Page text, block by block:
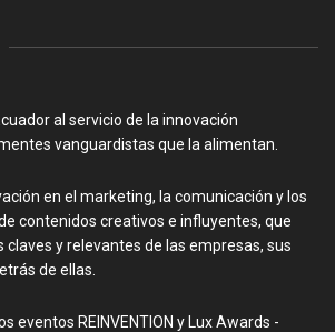
al servicio de la innovación
vanguardistas que la alimentan.
en el marketing, la comunicación y los
contenidos creativos e influyentes, que
claves y relevantes de las empresas, sus
de ellas.
eventos REINVENTION y Lux Awards -